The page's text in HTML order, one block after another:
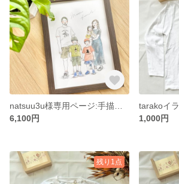
6,100円
1,000円
残り1点